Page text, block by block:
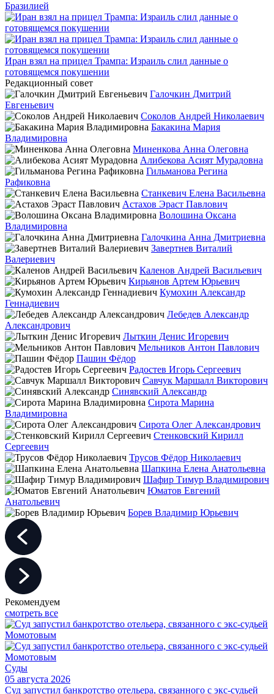
Бразилией
Иран взял на прицел Трампа: Израиль слил данные о
готовящемся покушении
Редакционный совет
Галочкин Дмитрий
Евгеньевич
Соколов Андрей Николаевич
Бакакина Мария
Владимировна
Миненкова Анна Олеговна
Алибекова Асият Мурадовна
Гильманова Регина
Рафиковна
Станкевич Елена Васильевна
Астахов Эраст Павлович
Волошина Оксана
Владимировна
Галочкина Анна Дмитриевна
Завертнев Виталий
Валериевич
Каленов Андрей Васильевич
Кирьянов Артем Юрьевич
Кумохин Александр
Геннадиевич
Лебедев Александр
Александрович
Лыткин Денис Игоревич
Мельников Антон Павлович
Пашин Фёдор
Радостев Игорь Сергеевич
Савчук Маршалл Викторович
Синявский Александр
Сирота Марина
Владимировна
Сирота Олег Александрович
Стенковский Кирилл
Сергеевич
Трусов Фёдор Николаевич
Шапкина Елена Анатольевна
Шафир Тимур Владимирович
Юматов Евгений
Анатольевич
Борев Владимир Юрьевич
Рекомендуем
смотреть все
Суды
05 августа 2026
Суд запустил банкротство отельера, связанного с экс-судьей